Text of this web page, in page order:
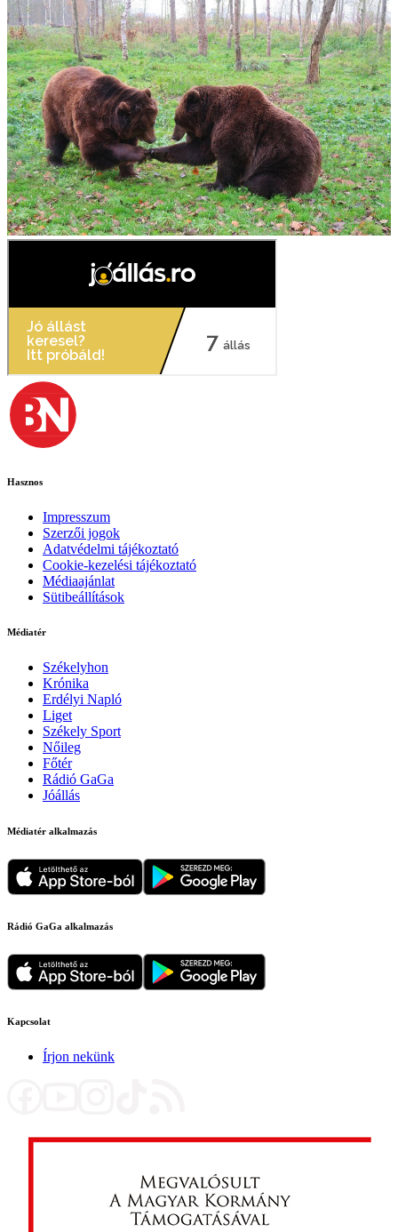
Hasznos
Impresszum
Szerzői jogok
Adatvédelmi tájékoztató
Cookie-kezelési tájékoztató
Médiaajánlat
Sütibeállítások
Médiatér
Székelyhon
Krónika
Erdélyi Napló
Liget
Székely Sport
Nőileg
Főtér
Rádió GaGa
Jóállás
Médiatér alkalmazás
Rádió GaGa alkalmazás
Kapcsolat
Írjon nekünk